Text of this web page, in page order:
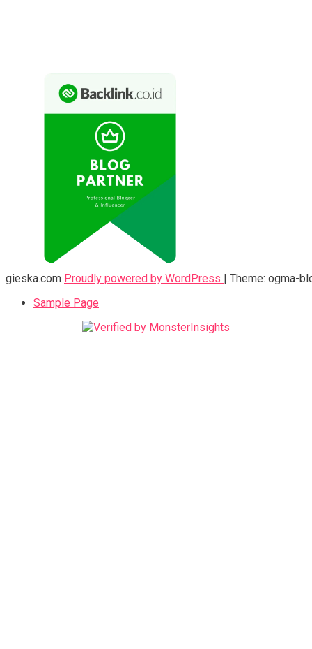
gieska.com Proudly powered by WordPress | Theme: ogma-
Sample Page